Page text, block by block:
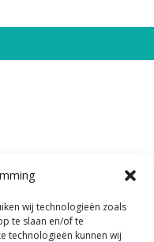
wij technologieën zoals
te slaan en/of te
technologieën kunnen wij